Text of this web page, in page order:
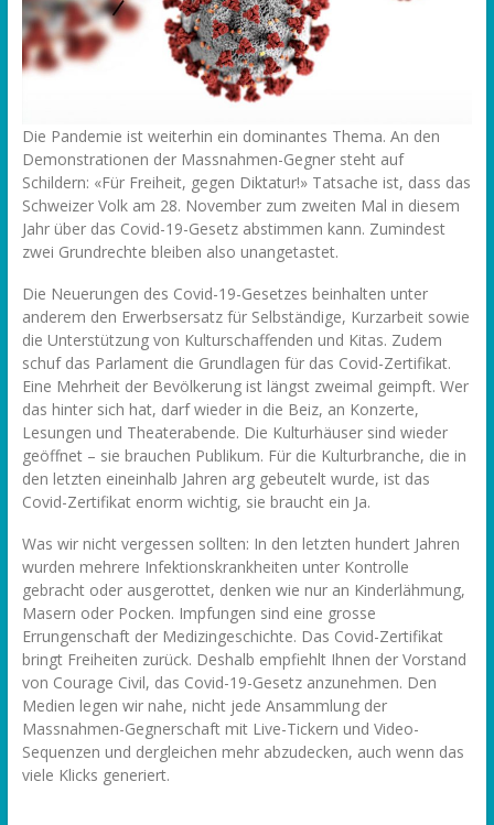
Die Pandemie ist weiterhin ein dominantes Thema. An den
Demonstrationen der Massnahmen-Gegner steht auf
Schildern: «Für Freiheit, gegen Diktatur!» Tatsache ist, dass das
Schweizer Volk am 28. November zum zweiten Mal in diesem
Jahr über das Covid-19-Gesetz abstimmen kann. Zumindest
zwei Grundrechte bleiben also unangetastet.
Die Neuerungen des Covid-19-Gesetzes beinhalten unter
anderem den Erwerbsersatz für Selbständige, Kurzarbeit sowie
die Unterstützung von Kulturschaffenden und Kitas. Zudem
schuf das Parlament die Grundlagen für das Covid-Zertifikat.
Eine Mehrheit der Bevölkerung ist längst zweimal geimpft. Wer
das hinter sich hat, darf wieder in die Beiz, an Konzerte,
Lesungen und Theaterabende. Die Kulturhäuser sind wieder
geöffnet – sie brauchen Publikum. Für die Kulturbranche, die in
den letzten eineinhalb Jahren arg gebeutelt wurde, ist das
Covid-Zertifikat enorm wichtig, sie braucht ein Ja.
Was wir nicht vergessen sollten: In den letzten hundert Jahren
wurden mehrere Infektionskrankheiten unter Kontrolle
gebracht oder ausgerottet, denken wie nur an Kinderlähmung,
Masern oder Pocken. Impfungen sind eine grosse
Errungenschaft der Medizingeschichte. Das Covid-Zertifikat
bringt Freiheiten zurück. Deshalb empfiehlt Ihnen der Vorstand
von Courage Civil, das Covid-19-Gesetz anzunehmen. Den
Medien legen wir nahe, nicht jede Ansammlung der
Massnahmen-Gegnerschaft mit Live-Tickern und Video-
Sequenzen und dergleichen mehr abzudecken, auch wenn das
viele Klicks generiert.